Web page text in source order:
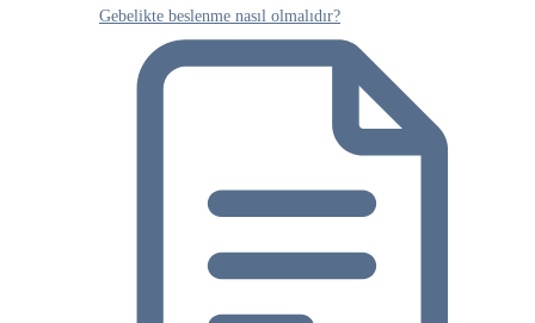
Gebelikte beslenme nasıl olmalıdır?